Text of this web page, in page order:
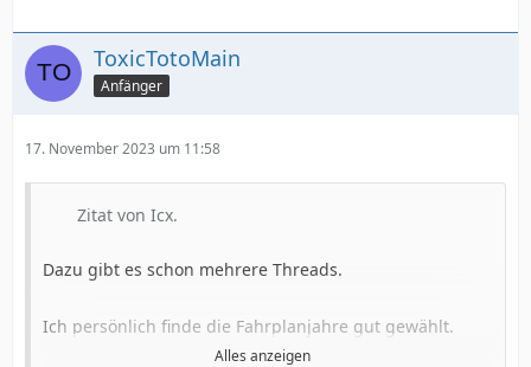
ToxicTotoMain
Anfänger
17. November 2023 um 11:58
Zitat von Icx.
Dazu gibt es schon mehrere Threads.
Ich persönlich finde die Fahrplanjahre gut gewählt.
Alles anzeigen